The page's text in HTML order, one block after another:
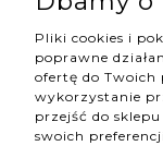
Pliki cookies i
poprawne
ofertę do Twoich
wykorzystanie
przejść do
swoich